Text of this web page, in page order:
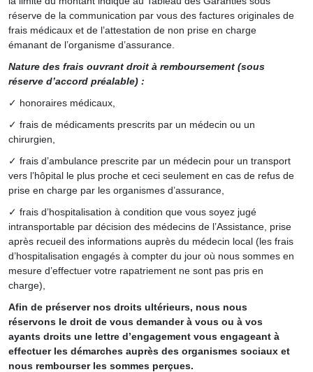
réserve de la communication par vous des factures originales de
frais médicaux et de l’attestation de non prise en charge
émanant de l’organisme d’assurance.
Nature des frais ouvrant droit à remboursement (sous
réserve d’accord préalable) :
✓ honoraires médicaux,
✓ frais de médicaments prescrits par un médecin ou un
chirurgien,
✓ frais d’ambulance prescrite par un médecin pour un transport
vers l’hôpital le plus proche et ceci seulement en cas de refus de
prise en charge par les organismes d’assurance,
✓ frais d’hospitalisation à condition que vous soyez jugé
intransportable par décision des médecins de l’Assistance, prise
après recueil des informations auprès du médecin local (les frais
d’hospitalisation engagés à compter du jour où nous sommes en
mesure d’effectuer votre rapatriement ne sont pas pris en
charge),
Afin de préserver nos droits ultérieurs, nous nous
réservons le droit de vous demander à vous ou à vos
ayants droits une lettre d’engagement vous engageant à
effectuer les démarches auprès des organismes sociaux et
nous rembourser les sommes perçues.